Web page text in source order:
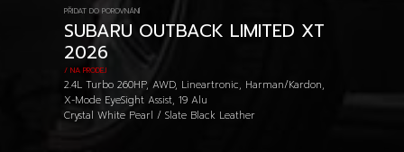
PŘIDAT DO POROVNÁNÍ
SUBARU OUTBACK LIMITED XT
2026
/ NA PRODEJ
2.4L Turbo 260HP, AWD, Lineartronic, Harman/Kardon,
X-Mode EyeSight Assist, 19 Alu
Crystal White Pearl / Slate Black Leather